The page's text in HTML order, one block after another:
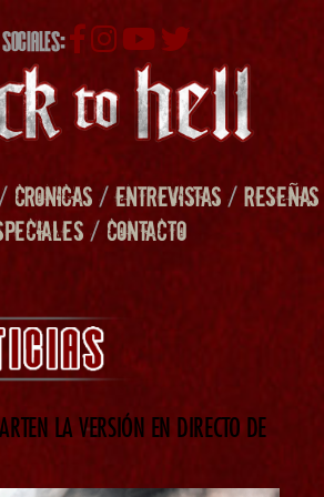
SOCIALES:
CRONICAS/ENTREVISTAS/RESEÑAS
/ CONTACTO
LA VERSIÓN EN DIRECTO DE